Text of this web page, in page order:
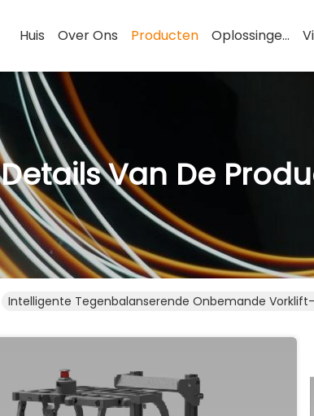
Huis Over Ons Producten Oplossingen
Details Van De
Intelligente Tegenbalanserende Onbemande